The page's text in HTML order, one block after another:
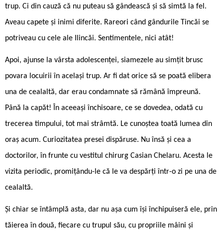
trup. Ci din cauză că nu puteau să gândească și să simtă la fel.
Aveau capete și inimi diferite. Rareori când gândurile Tincăi se
potriveau cu cele ale Ilincăi. Sentimentele, nici atât!
Apoi, ajunse la vârsta adolescenței, siamezele au simțit brusc
povara locuirii în același trup. Ar fi dat orice să se poată elibera
una de cealaltă, dar erau condamnate să rămână împreună.
Până la capăt! În aceeași închisoare, ce se dovedea, odată cu
trecerea timpului, tot mai strâmtă. Le cunoștea toată lumea din
oraș acum. Curiozitatea presei dispăruse. Nu însă și cea a
doctorilor, în frunte cu vestitul chirurg Casian Chelaru. Acesta le
vizita periodic, promițându-le că le va despărți într-o zi pe una de
cealaltă.
Și chiar se întâmplă asta, dar nu așa cum își închipuiseră ele, prin
tăierea în două, fiecare cu trupul său, cu propriile mâini și